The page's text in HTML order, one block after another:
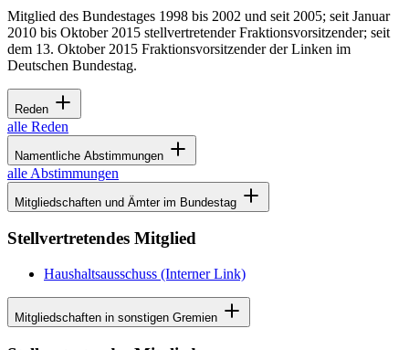
Mitglied des Bundestages 1998 bis 2002 und seit 2005; seit Januar
2010 bis Oktober 2015 stellvertretender Fraktionsvorsitzender; seit
dem 13. Oktober 2015 Fraktionsvorsitzender der Linken im
Deutschen Bundestag.
Reden
alle Reden
Namentliche Abstimmungen
alle Abstimmungen
Mitgliedschaften und Ämter im Bundestag
Stellvertretendes Mitglied
Haushaltsausschuss (Interner Link)
Mitgliedschaften in sonstigen Gremien